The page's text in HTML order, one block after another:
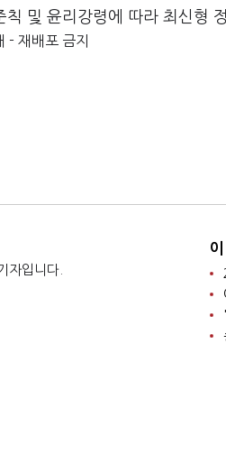
및 윤리강령에 따라 최신형
- 재배포 금지
자입니다.